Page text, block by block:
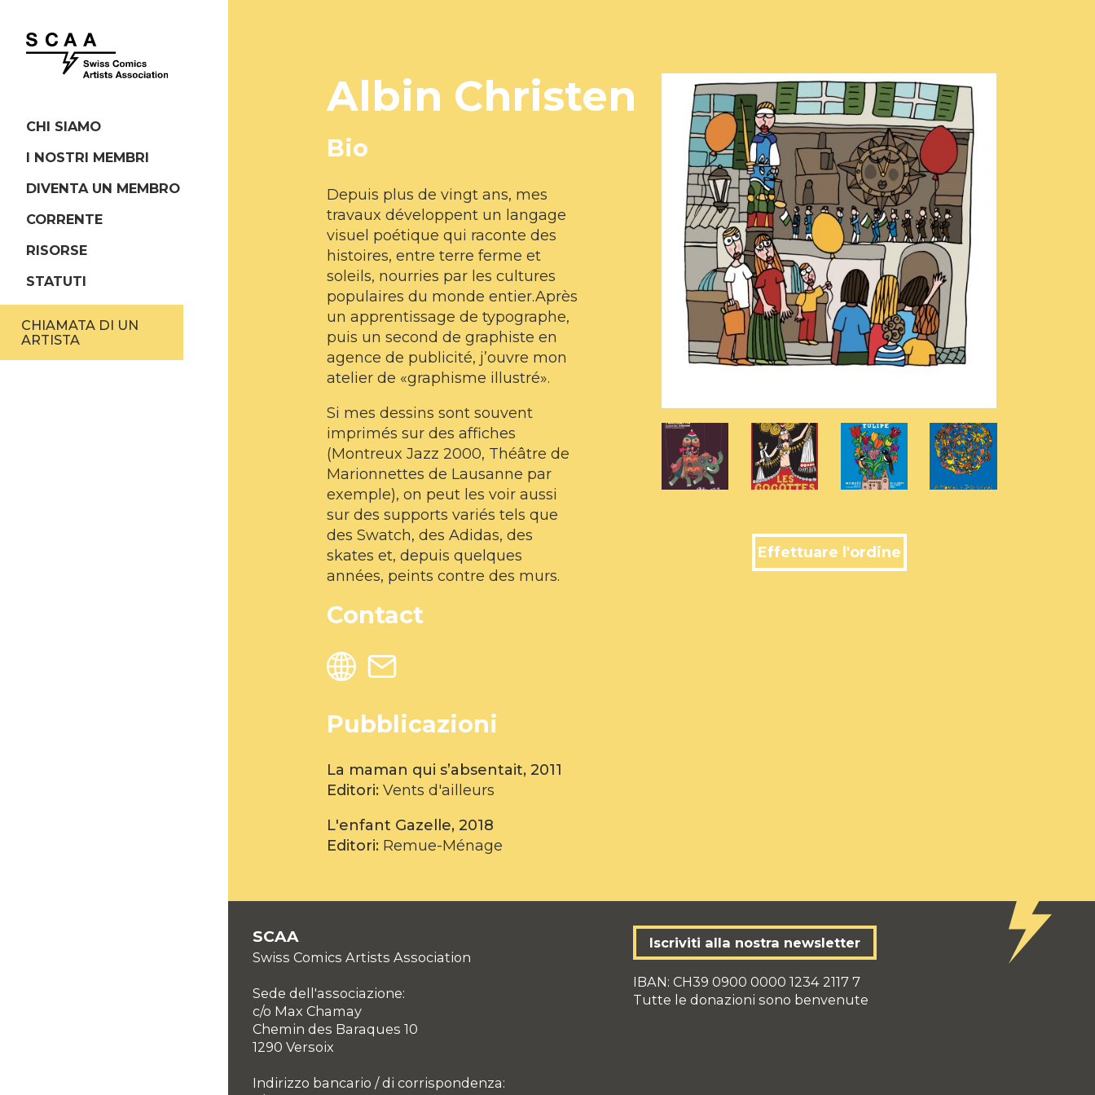
CHI SIAMO
I NOSTRI MEMBRI
DIVENTA UN MEMBRO
CORRENTE
RISORSE
STATUTI
CHIAMATA DI UN
ARTISTA
Albin Christen
Bio
Depuis plus de vingt ans, mes
travaux développent un langage
visuel poétique qui raconte des
histoires, entre terre ferme et
soleils, nourries par les cultures
populaires du monde entier.Après
un apprentissage de typographe,
puis un second de graphiste en
agence de publicité, j’ouvre mon
atelier de «graphisme illustré».
Si mes dessins sont souvent
imprimés sur des affiches
(Montreux Jazz 2000, Théâtre de
Marionnettes de Lausanne par
exemple), on peut les voir aussi
sur des supports variés tels que
des Swatch, des Adidas, des
skates et, depuis quelques
années, peints contre des murs.
Contact
Pubblicazioni
La maman qui s’absentait, 2011
Editori: Vents d'ailleurs
L'enfant Gazelle, 2018
Editori: Remue-Ménage
Effettuare l'ordine
SCAA
Swiss Comics Artists Association
Sede dell'associazione:
c/o Max Chamay
Chemin des Baraques 10
1290 Versoix
Indirizzo bancario / di corrispondenza:
Iscriviti alla nostra newsletter
IBAN: CH39 0900 0000 1234 2117 7
Tutte le donazioni sono benvenute